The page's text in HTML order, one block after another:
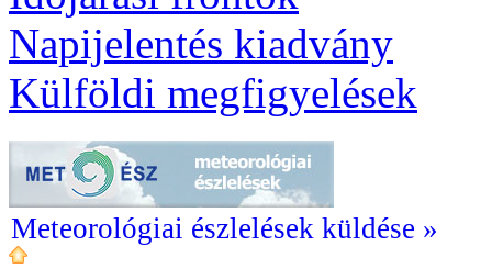
Napijelentés kiadvány
Külföldi megfigyelések
Meteorológiai észlelések küldése »